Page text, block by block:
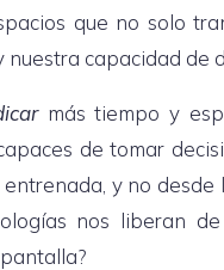
que no solo
capacidad de
más tiempo y
de tomar
y no
nos liberan